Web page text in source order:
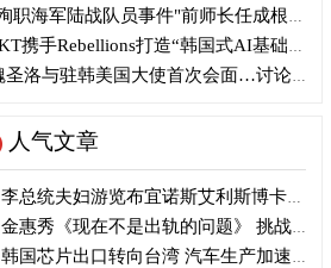
职海军陆战队员事件"前师长任成根被判3年
携手Rebellions打造“韩国式AI基础设施”
洛与驻韩美国大使首次会面…讨论韩美关系
人气文章
李总统夫妇游览布宜诺斯艾利斯博卡区后启程赴德
金惠秀《现在不是出轨的问题》 挑战黑色幽默
韩国芯片出口转向台湾 汽车生产加速本地化美国